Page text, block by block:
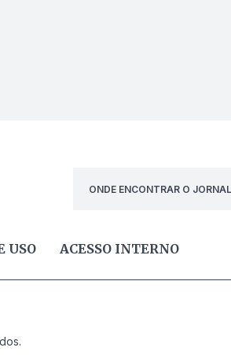
ONDE ENCONTRAR O
USO ACESSO INTERNO